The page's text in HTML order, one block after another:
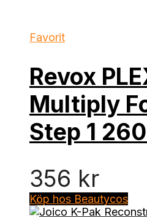
Favorit
Revox
Multiply
Step 1
356 kr
Köp hos Beautycos